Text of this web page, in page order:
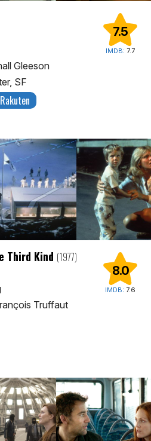
7.5
IMDB: 7.7
Gleeson
SF
Rakuten
8.0
IMDB: 7.6
Third Kind (1977)
Truffaut